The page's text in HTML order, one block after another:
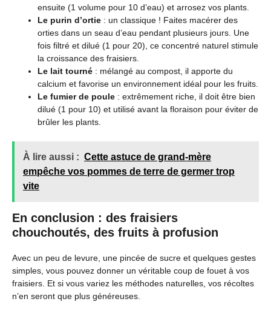
ensuite (1 volume pour 10 d’eau) et arrosez vos plants.
Le purin d’ortie : un classique ! Faites macérer des
orties dans un seau d’eau pendant plusieurs jours. Une
fois filtré et dilué (1 pour 20), ce concentré naturel stimule
la croissance des fraisiers.
Le lait tourné : mélangé au compost, il apporte du
calcium et favorise un environnement idéal pour les fruits.
Le fumier de poule : extrêmement riche, il doit être bien
dilué (1 pour 10) et utilisé avant la floraison pour éviter de
brûler les plants.
À lire aussi : Cette astuce de grand-mère
empêche vos pommes de terre de germer trop
vite
En conclusion : des fraisiers
chouchoutés, des fruits à profusion
Avec un peu de levure, une pincée de sucre et quelques gestes
simples, vous pouvez donner un véritable coup de fouet à vos
fraisiers. Et si vous variez les méthodes naturelles, vos récoltes
n’en seront que plus généreuses.